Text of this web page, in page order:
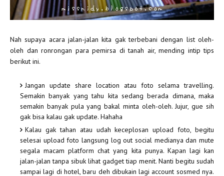
Nah supaya acara jalan-jalan kita gak terbebani dengan list oleh-
oleh dan ronrongan para pemirsa di tanah air, mending intip tips
berikut ini.
Jangan update share location atau foto selama travelling.
Semakin banyak yang tahu kita sedang berada dimana, maka
semakin banyak pula yang bakal minta oleh-oleh. Jujur, gue sih
gak bisa kalau gak update. Hahaha
Kalau gak tahan atau udah keceplosan upload foto, begitu
selesai upload foto langsung log out social medianya dan mute
segala macam platform chat yang kita punya. Kapan lagi kan
jalan-jalan tanpa sibuk lihat gadget tiap menit. Nanti begitu sudah
sampai lagi di hotel, baru deh dibukain lagi account sosmed nya.